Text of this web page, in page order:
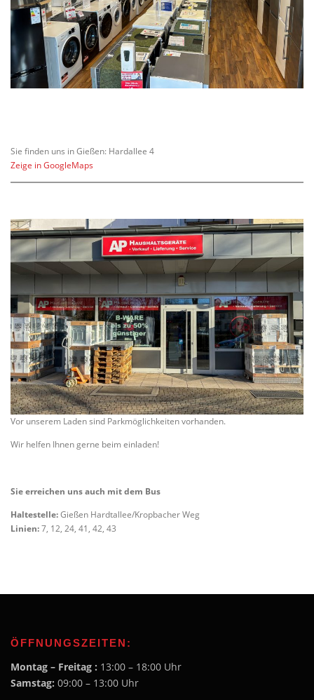
Sie finden uns in Gießen: Hardallee 4
Zeige in GoogleMaps
Vor unserem Laden sind Parkmöglichkeiten vorhanden.
Wir helfen Ihnen gerne beim einladen!
Sie erreichen uns auch mit dem Bus
Haltestelle:Gießen Hardtallee/Kropbacher Weg
Linien:7, 12, 24, 41, 42, 43
ÖFFNUNGSZEITEN:
Montag – Freitag : 13:00 – 18:00 Uhr
Samstag: 09:00 – 13:00 Uhr